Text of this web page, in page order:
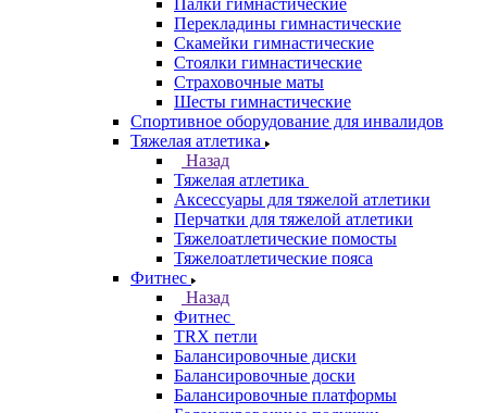
Палки гимнастические
Перекладины гимнастические
Скамейки гимнастические
Стоялки гимнастические
Страховочные маты
Шесты гимнастические
Спортивное оборудование для инвалидов
Тяжелая атлетика
Назад
Тяжелая атлетика
Аксессуары для тяжелой атлетики
Перчатки для тяжелой атлетики
Тяжелоатлетические помосты
Тяжелоатлетические пояса
Фитнес
Назад
Фитнес
TRX петли
Балансировочные диски
Балансировочные доски
Балансировочные платформы